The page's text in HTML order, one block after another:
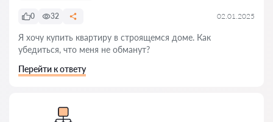
0 32 02.01.2025
Я хочу купить квартиру в строящемся доме. Как
убедиться, что меня не обманут?
Перейти к ответу